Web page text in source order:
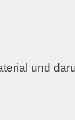
und